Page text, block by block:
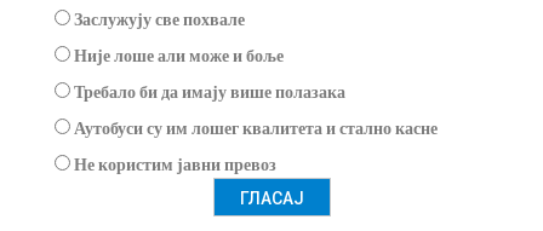
Заслужују све похвале
Није лоше али може и боље
Требало би да имају више полазака
Аутобуси су им лошег квалитета и стално касне
Не користим јавни превоз